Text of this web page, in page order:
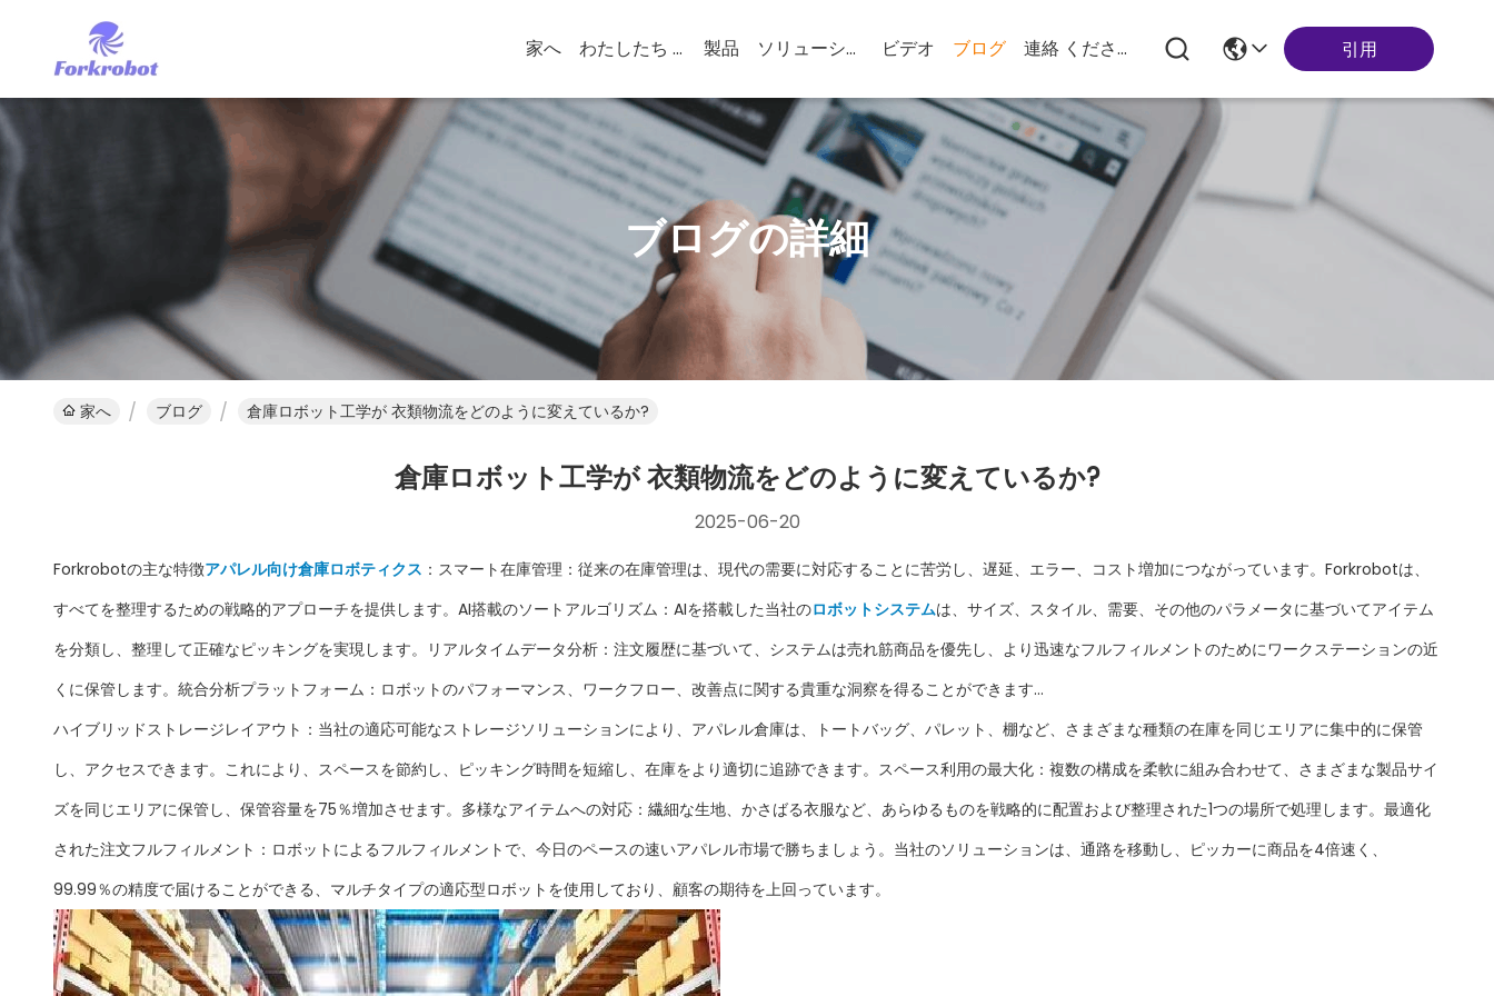
家へ わたしたち に つい て 製品 ソリューション ビデオ ブログ 連絡 ください 引用
ブログの詳細
家へ ブログ 倉庫ロボット工学が 衣類物流をどのように変えているか?
倉庫ロボット工学が 衣類物流をどのように変えているか?
2025-06-20
Forkrobotの主な特徴アパレル向け倉庫ロボティクス ：スマート在庫管理：従来の在庫管理は、現代の需要に対応することに苦労し、遅延、エラー、コスト増加につながっています。Forkrobotは、
すべてを整理するための戦略的アプローチを提供します。AI搭載のソートアルゴリズム：AIを搭載した当社のロボットシステムは、サイズ、スタイル、需要、その他のパラメータに基づいてアイテム
を分類し、整理して正確なピッキングを実現します。リアルタイムデータ分析：注文履歴に基づいて、システムは売れ筋商品を優先し、より迅速なフルフィルメントのためにワークステーションの近
くに保管します。統合分析プラットフォーム：ロボットのパフォーマンス、ワークフロー、改善点に関する貴重な洞察を得ることができます...
ハイブリッドストレージレイアウト：当社の適応可能なストレージソリューションにより、アパレル倉庫は、トートバッグ、パレット、棚など、さまざまな種類の在庫を同じエリアに集中的に保管
し、アクセスできます。これにより、スペースを節約し、ピッキング時間を短縮し、在庫をより適切に追跡できます。スペース利用の最大化：複数の構成を柔軟に組み合わせて、さまざまな製品サイ
ズを同じエリアに保管し、保管容量を75％増加させます。多様なアイテムへの対応：繊細な生地、かさばる衣服など、あらゆるものを戦略的に配置および整理された1つの場所で処理します。最適化
された注文フルフィルメント：ロボットによるフルフィルメントで、今日のペースの速いアパレル市場で勝ちましょう。当社のソリューションは、通路を移動し、ピッカーに商品を4倍速く、
99.99％の精度で届けることができる、マルチタイプの適応型ロボットを使用しており、顧客の期待を上回っています。